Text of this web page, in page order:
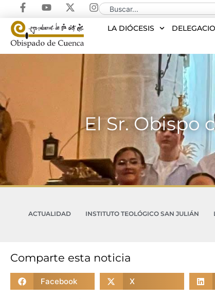
LA DIÓCESIS
El Sr. Obispo
ACTUALIDAD INSTITUTO TEOLÓGICO SAN JULIÁN
Comparte esta noticia
Facebook X